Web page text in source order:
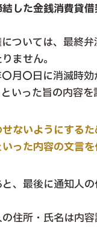
した金銭消費貸
ついては、最終
ません。
月〇日に消滅時
いった旨の内容を
ないようにする
った内容の文言を
、最後に通知人
住所・氏名は内